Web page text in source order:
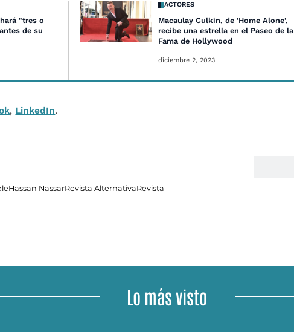
"tres o
de su
ACTORES
Macaulay Culkin, de 'Home Alone',
recibe una estrella en el Paseo de la
Fama de Hollywood
diciembre 2, 2023
, LinkedIn.
Hassan NassarRevista AlternativaRevista
Lo más visto